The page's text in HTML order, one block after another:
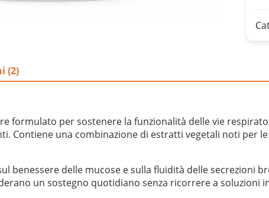
(2)
formulato per sostenere la funzionalità delle vie
Contiene una combinazione di estratti vegetali noti per
benessere delle mucose e sulla fluidità delle secrezioni
un sostegno quotidiano senza ricorrere a soluzioni